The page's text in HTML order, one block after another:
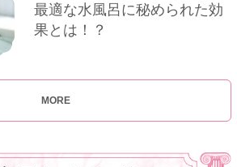
最適な水風呂に秘められた効
果とは！？
MORE